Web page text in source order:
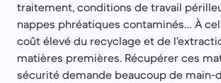
traitement, conditions de travail
nappes phréatiques contaminés… À
coût élevé du recyclage et de
matières premières. Récupérer ces
sécurité demande beaucoup de main-